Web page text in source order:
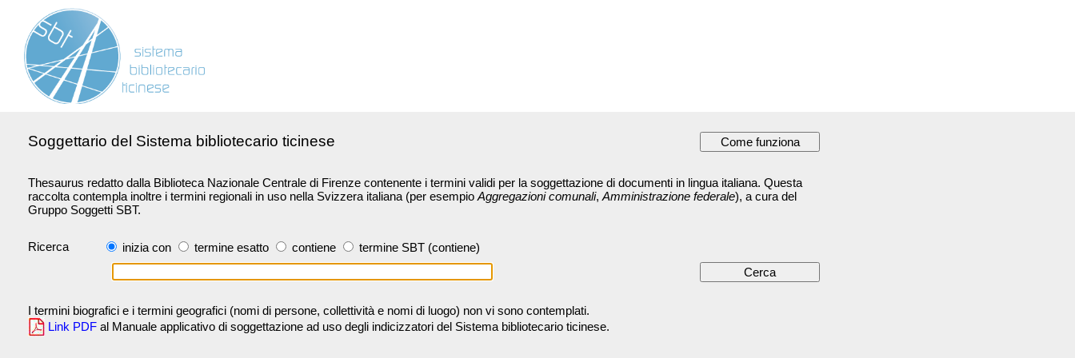
Soggettario del Sistema bibliotecario ticinese
Thesaurus redatto dalla Biblioteca Nazionale Centrale di Firenze contenente i termini validi per la soggettazione di documenti in lingua italiana. Questa
raccolta contempla inoltre i termini regionali in uso nella Svizzera italiana (per esempio Aggregazioni comunali, Amministrazione federale), a cura del
Gruppo Soggetti SBT.
Ricerca inizia con termine esatto contiene termine SBT (contiene)
I termini biografici e i termini geografici (nomi di persone, collettività e nomi di luogo) non vi sono contemplati.
Link PDF al Manuale applicativo di soggettazione ad uso degli indicizzatori del Sistema bibliotecario ticinese.